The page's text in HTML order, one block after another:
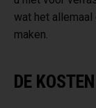
wat het
maken.
DE KOSTEN